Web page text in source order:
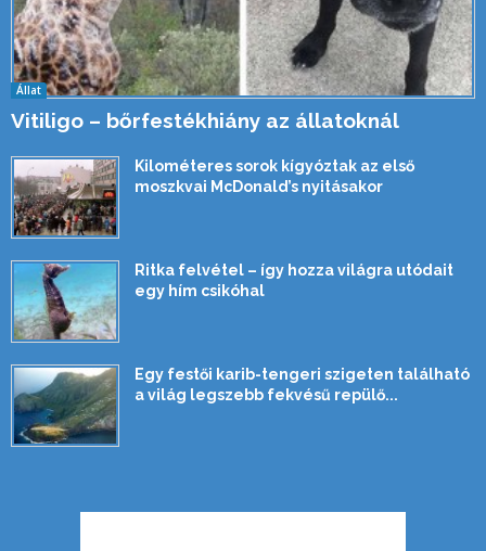
Állat
Vitiligo – bőrfestékhiány az állatoknál
Kilométeres sorok kígyóztak az első
moszkvai McDonald’s nyitásakor
Ritka felvétel – így hozza világra utódait
egy hím csikóhal
Egy festői karib-tengeri szigeten található
a világ legszebb fekvésű repülő...